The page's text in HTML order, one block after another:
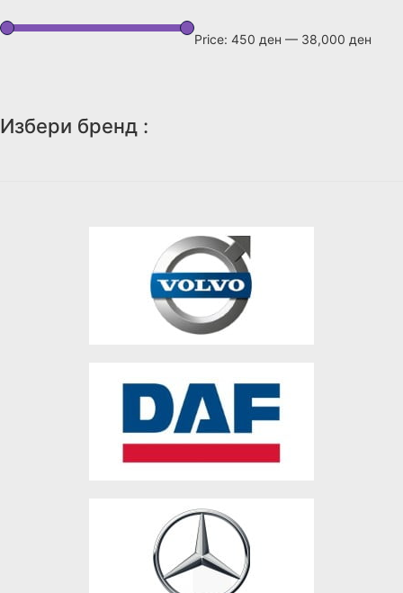
Price: 450 ден — 38,000 ден
Избери бренд :